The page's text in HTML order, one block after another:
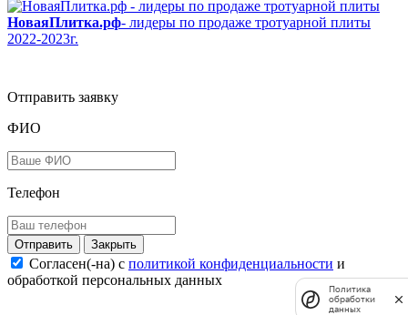
НоваяПлитка.рф- лидеры по продаже тротуарной плиты
2022-2023г.
Отправить заявку
ФИО
Телефон
Закрыть
Согласен(-на) c политикой конфиденциальности и
обработкой персональных данных
Политика
обработки
данных